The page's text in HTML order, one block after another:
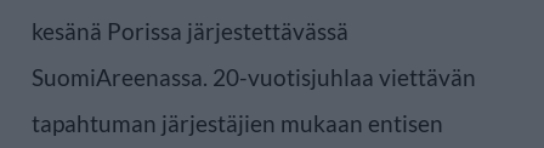
kesänä Porissa järjestettävässä
SuomiAreenassa. 20-vuotisjuhlaa viettävän
tapahtuman järjestäjien mukaan entisen